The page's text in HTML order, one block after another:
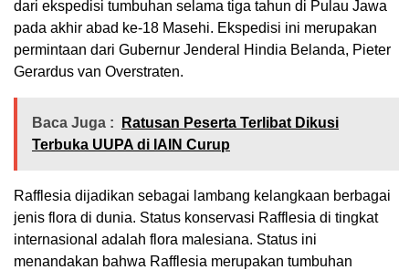
dari ekspedisi tumbuhan selama tiga tahun di Pulau Jawa
pada akhir abad ke-18 Masehi. Ekspedisi ini merupakan
permintaan dari Gubernur Jenderal Hindia Belanda, Pieter
Gerardus van Overstraten.
Baca Juga :
Ratusan Peserta Terlibat Dikusi
Terbuka UUPA di IAIN Curup
Rafflesia dijadikan sebagai lambang kelangkaan berbagai
jenis flora di dunia. Status konservasi Rafflesia di tingkat
internasional adalah flora malesiana. Status ini
menandakan bahwa Rafflesia merupakan tumbuhan